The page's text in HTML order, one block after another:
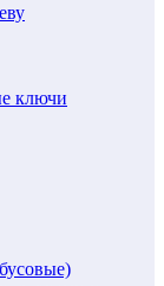
ключи